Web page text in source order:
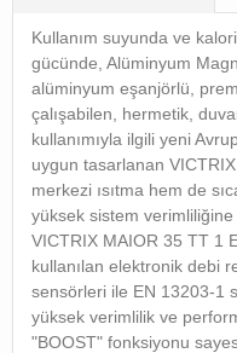
Kullanım suyunda ve
gücünde, Alüminyum
alüminyum eşanjörlü,
çalışabilen, hermetik,
kullanımıyla ilgili yeni
uygun tasarlanan
merkezi ısıtma hem de
yüksek sistem
VICTRIX MAIOR 35 TT 1
kullanılan elektronik debi
sensörleri ile EN 13203-1
yüksek verimlilik ve
"BOOST" fonksiyonu